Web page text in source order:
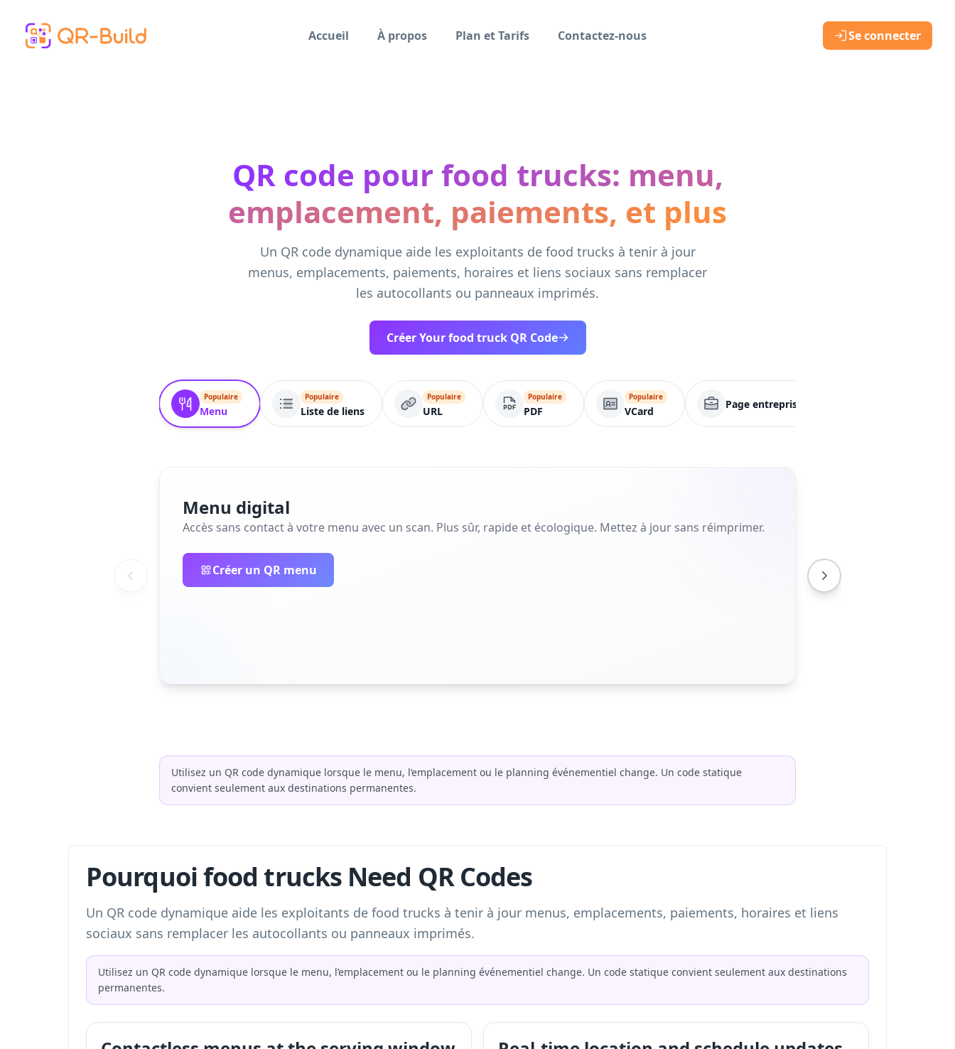
Accueil
À propos Plan et Tarifs Contactez-nous Se connecter
QR code pour food trucks: menu,
emplacement, paiements, et plus
Un QR code dynamique aide les exploitants de food trucks à tenir à jour
menus, emplacements, paiements, horaires et liens sociaux sans remplacer
les autocollants ou panneaux imprimés.
Créer Your food truck QR Code
Populaire
Menu
Populaire
Liste de liens
Populaire
URL
Populaire
PDF
Populaire
VCard
Page entreprise
Menu digital
Accès sans contact à votre menu avec un scan. Plus sûr, rapide et écologique. Mettez à jour sans réimprimer.
Créer un QR menu
Utilisez un QR code dynamique lorsque le menu, l’emplacement ou le planning événementiel change. Un code statique
convient seulement aux destinations permanentes.
Pourquoi food trucks Need QR Codes
Un QR code dynamique aide les exploitants de food trucks à tenir à jour menus, emplacements, paiements, horaires et liens
sociaux sans remplacer les autocollants ou panneaux imprimés.
Utilisez un QR code dynamique lorsque le menu, l’emplacement ou le planning événementiel change. Un code statique convient seulement aux destinations
permanentes.